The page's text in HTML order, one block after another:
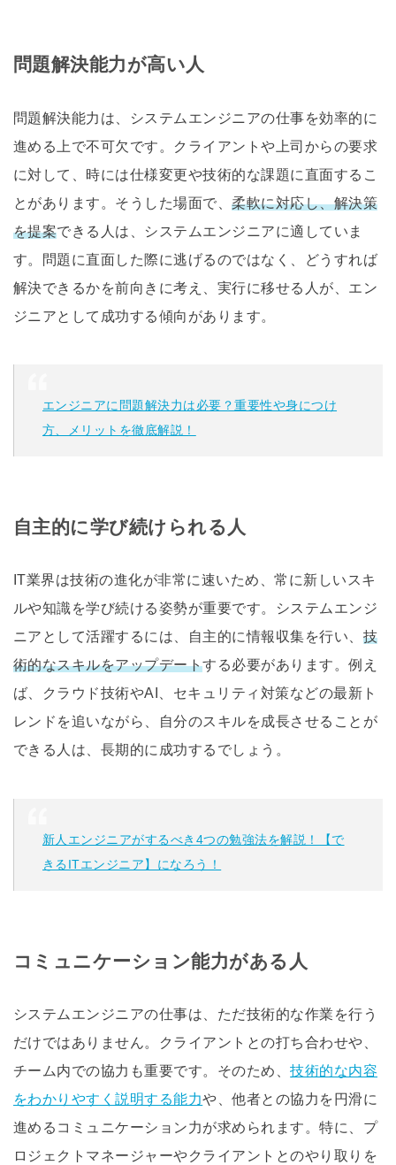
問題解決能力が高い人
問題解決能力は、システムエンジニアの仕事を効率的に
進める上で不可欠です。クライアントや上司からの要求
に対して、時には仕様変更や技術的な課題に直面するこ
とがあります。そうした場面で、柔軟に対応し、解決策
を提案できる人は、システムエンジニアに適していま
す。問題に直面した際に逃げるのではなく、どうすれば
解決できるかを前向きに考え、実行に移せる人が、エン
ジニアとして成功する傾向があります。
エンジニアに問題解決力は必要？重要性や身につけ
方、メリットを徹底解説！
自主的に学び続けられる人
IT業界は技術の進化が非常に速いため、常に新しいスキ
ルや知識を学び続ける姿勢が重要です。システムエンジ
ニアとして活躍するには、自主的に情報収集を行い、 技
術的なスキルをアップデートする必要があります。例え
ば、クラウド技術やAI、セキュリティ対策などの最新ト
レンドを追いながら、自分のスキルを成長させることが
できる人は、長期的に成功するでしょう。
新人エンジニアがするべき4つの勉強法を解説！【で
きるITエンジニア】になろう！
コミュニケーション能力がある人
システムエンジニアの仕事は、ただ技術的な作業を行う
だけではありません。クライアントとの打ち合わせや、
チーム内での協力も重要です。そのため、技術的な内容
をわかりやすく説明する能力や、他者との協力を円滑に
進めるコミュニケーション力が求められます。特に、プ
ロジェクトマネージャーやクライアントとのやり取りを